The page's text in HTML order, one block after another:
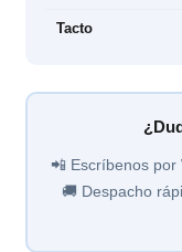
Tacto
📲 Escríbenos por
🚚 Despacho